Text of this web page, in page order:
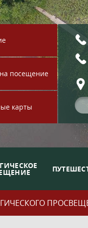
посещение
карты